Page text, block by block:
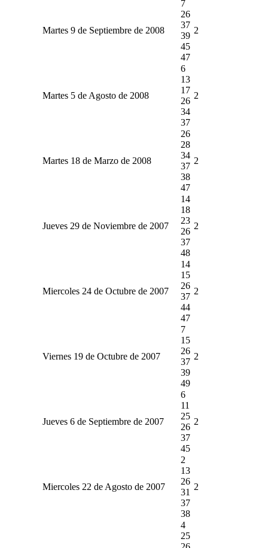
Martes 9 de Septiembre de 2008
7
26
37
39
45
47
2
Martes 5 de Agosto de 2008
6
13
17
26
34
37
2
Martes 18 de Marzo de 2008
26
28
34
37
38
47
2
Jueves 29 de Noviembre de 2007
14
18
23
26
37
48
2
Miercoles 24 de Octubre de 2007
14
15
26
37
44
47
2
Viernes 19 de Octubre de 2007
7
15
26
37
39
49
2
Jueves 6 de Septiembre de 2007
6
11
25
26
37
45
2
Miercoles 22 de Agosto de 2007
2
13
26
31
37
38
2
4
25